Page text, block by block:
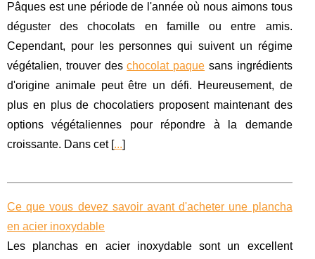
Pâques est une période de l'année où nous aimons tous
déguster des chocolats en famille ou entre amis.
Cependant, pour les personnes qui suivent un régime
végétalien, trouver deschocolat paque sans ingrédients
d'origine animale peut être un défi. Heureusement, de
plus en plus de chocolatiers proposent maintenant des
options végétaliennes pour répondre à la demande
croissante. Dans cet [...]
Ce que vous devez savoir avant d'acheter une plancha
en acier inoxydable
Les planchas en acier inoxydable sont un excellent